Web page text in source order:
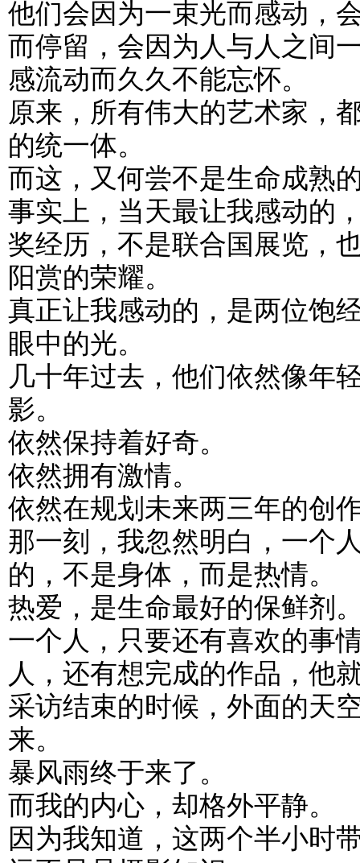
他们会因为一束光而感动，
而停留，会因为人与人之间
感流动而久久不能忘怀。
原来，所有伟大的艺术家，
的统一体。
而这，又何尝不是生命成熟
事实上，当天最让我感动的
奖经历，不是联合国展览，
阳赏的荣耀。
真正让我感动的，是两位饱
眼中的光。
几十年过去，他们依然像年
影。
依然保持着好奇。
依然拥有激情。
依然在规划未来两三年的创
那一刻，我忽然明白，一个
的，不是身体，而是热情。
热爱，是生命最好的保鲜剂
一个人，只要还有喜欢的事
人，还有想完成的作品，他
采访结束的时候，外面的天
来。
暴风雨终于来了。
而我的内心，却格外平静。
因为我知道，这两个半小时